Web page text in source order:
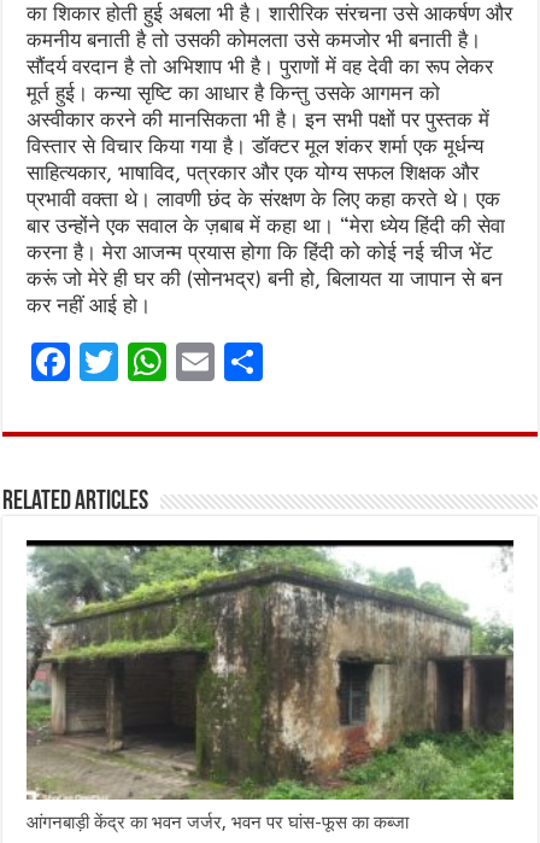
का शिकार होती हुई अबला भी है। शारीरिक संरचना उसे आकर्षण और
कमनीय बनाती है तो उसकी कोमलता उसे कमजोर भी बनाती है।
सौंदर्य वरदान है तो अभिशाप भी है। पुराणों में वह देवी का रूप लेकर
मूर्त हुई। कन्या सृष्टि का आधार है किन्तु उसके आगमन को
अस्वीकार करने की मानसिकता भी है। इन सभी पक्षों पर पुस्तक में
विस्तार से विचार किया गया है। डॉक्टर मूल शंकर शर्मा एक मूर्धन्य
साहित्यकार, भाषाविद, पत्रकार और एक योग्य सफल शिक्षक और
प्रभावी वक्ता थे। लावणी छंद के संरक्षण के लिए कहा करते थे। एक
बार उन्होंने एक सवाल के ज़बाब में कहा था। “मेरा ध्येय हिंदी की सेवा
करना है। मेरा आजन्म प्रयास होगा कि हिंदी को कोई नई चीज भेंट
करूं जो मेरे ही घर की (सोनभद्र) बनी हो, बिलायत या जापान से बन
कर नहीं आई हो।
F
ce
o
o
k
T
it
r
W
at
A
p
p
E
ai ar
Related Articles
आंगनबाड़ी केंद्र का भवन जर्जर, भवन पर घांस-फूस का कब्जा